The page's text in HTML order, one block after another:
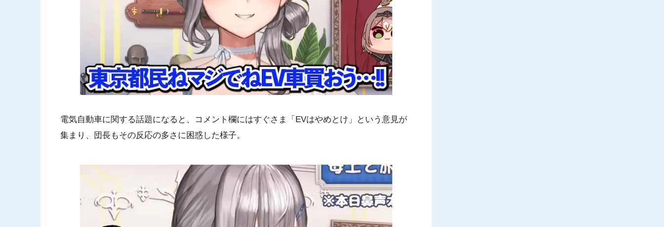
電気自動車に関する話題になると、コメント欄にはすぐさま「EVはやめとけ」という意見が
集まり、団長もその反応の多さに困惑した様子。